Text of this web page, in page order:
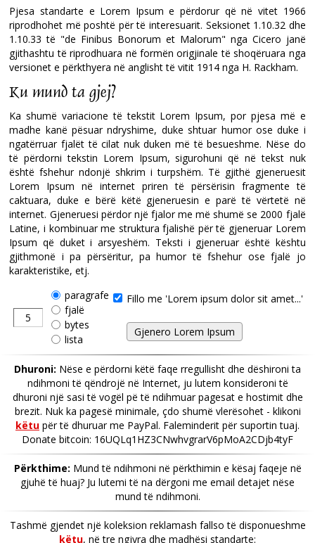
Pjesa standarte e Lorem Ipsum e përdorur që në vitet 1966
riprodhohet më poshtë për të interesuarit. Seksionet 1.10.32 dhe
1.10.33 të "de Finibus Bonorum et Malorum" nga Cicero janë
gjithashtu të riprodhuara në formën origjinale të shoqëruara nga
versionet e përkthyera në anglisht të vitit 1914 nga H. Rackham.
Ku mund ta gjej?
Ka shumë variacione të tekstit Lorem Ipsum, por pjesa më e
madhe kanë pësuar ndryshime, duke shtuar humor ose duke i
ngatërruar fjalët të cilat nuk duken më të besueshme. Nëse do
të përdorni tekstin Lorem Ipsum, sigurohuni që në tekst nuk
është fshehur ndonjë shkrim i turpshëm. Të gjithë gjeneruesit
Lorem Ipsum në internet priren të përsërisin fragmente të
caktuara, duke e bërë këtë gjeneruesin e parë të vërtetë në
internet. Gjeneruesi përdor një fjalor me më shumë se 2000 fjalë
Latine, i kombinuar me struktura fjalishë për të gjeneruar Lorem
Ipsum që duket i arsyeshëm. Teksti i gjeneruar është kështu
gjithmonë i pa përsëritur, pa humor të fshehur ose fjalë jo
karakteristike, etj.
paragrafe
fjalë
bytes
lista
Fillo me 'Lorem ipsum dolor sit amet...'
Dhuroni: Nëse e përdorni këtë faqe rregullisht dhe dëshironi ta
ndihmoni të qëndrojë në Internet, ju lutem konsideroni të
dhuroni një sasi të vogël pë të ndihmuar pagesat e hostimit dhe
brezit. Nuk ka pagesë minimale, çdo shumë vlerësohet - klikoni
këtu për të dhuruar me PayPal. Faleminderit për suportin tuaj.
Donate bitcoin: 16UQLq1HZ3CNwhvgrarV6pMoA2CDjb4tyF
Përkthime: Mund të ndihmoni në përkthimin e kësaj faqeje në
gjuhë të huaj? Ju lutemi të na dërgoni me email detajet nëse
mund të ndihmoni.
Tashmë gjendet një koleksion reklamash fallso të disponueshme
këtu, në tre ngjyra dhe madhësi standarte: